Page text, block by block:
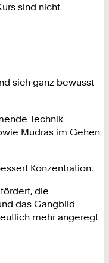
sind nicht
sich ganz bewusst
Technik
Mudras im Gehen
Konzentration.
die
das Gangbild
mehr angeregt